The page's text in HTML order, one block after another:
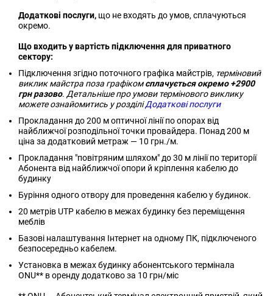
Додаткові послуги, що не входять до умов, сплачуються
окремо.
Що входить у вартість підключення для приватного
сектору:
Підключення згідно поточного графіка майстрів, терміновий
виклик майстра поза графікомсплачується окремо +2900
грн разово. Детальніше про умови термінового виклику
можете ознайомитись у розділіДодаткові послуги
Прокладання до 200 м оптичної лінії по опорах від
найближчої розподільної точки провайдера. Понад 200 м
ціна за додатковий метраж — 10 грн./м.
Прокладання "повітряним шляхом" до 30 м лінії по території
Абонента від найближчої опори й кріплення кабелю до
будинку
Буріння одного отвору для проведення кабелю у будинок.
20 метрів UTP кабелю в межах будинку без переміщення
меблів
Базові налаштування Інтернет на одному ПК, підключеного
безпосередньо кабелем.
Установка в межах будинку абонентського термінала
ONU** в оренду додатково за 10 грн/міс